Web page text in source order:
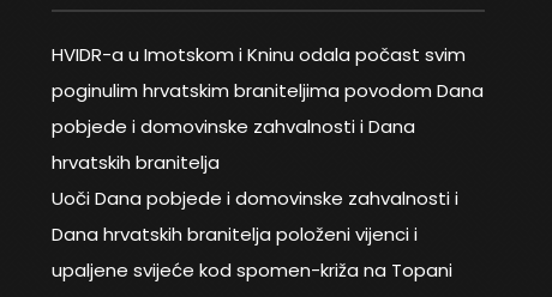
HVIDR-a u Imotskom i Kninu odala počast svim
poginulim hrvatskim braniteljima povodom Dana
pobjede i domovinske zahvalnosti i Dana
hrvatskih branitelja
Uoči Dana pobjede i domovinske zahvalnosti i
Dana hrvatskih branitelja položeni vijenci i
upaljene svijeće kod spomen-križa na Topani